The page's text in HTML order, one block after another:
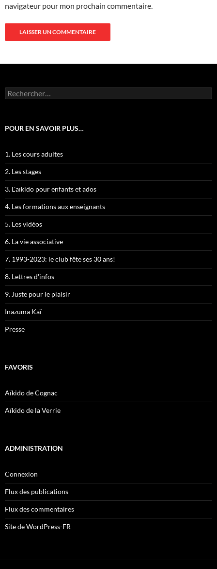
navigateur pour mon prochain commentaire.
Rechercher :
POUR EN SAVOIR PLUS…
1. Les cours adultes
2. Les stages
3. L'aïkido pour enfants et ados
4. Les formations aux enseignants
5. Les vidéos
6. La vie associative
7. 1993-2023: le club fête ses 30 ans!
8. Lettres d'infos
9. Juste pour le plaisir
Inazuma Kaï
Presse
FAVORIS
Aïkido de Cognac
Aïkido de la Verrie
ADMINISTRATION
Connexion
Flux des publications
Flux des commentaires
Site de WordPress-FR